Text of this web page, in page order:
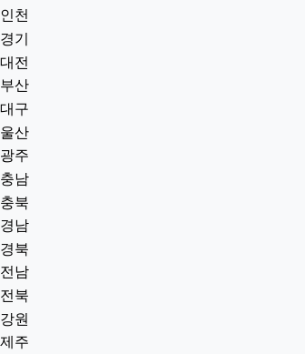
인천
경기
대전
부산
대구
울산
광주
충남
충북
경남
경북
전남
전북
강원
제주